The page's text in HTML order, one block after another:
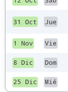
31 Oct Jue
1 Nov Vie
8 Dic Dom
25 Dic Mié